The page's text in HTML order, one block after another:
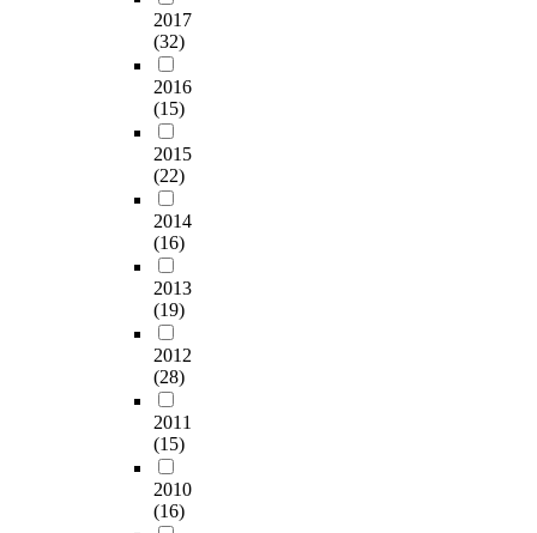
2017
(32)
2016
(15)
2015
(22)
2014
(16)
2013
(19)
2012
(28)
2011
(15)
2010
(16)